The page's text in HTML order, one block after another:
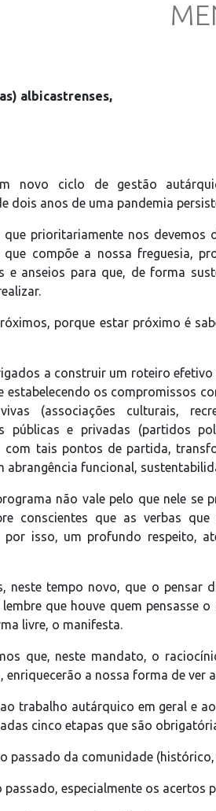
albicastrenses,
novo ciclo de gestão
dois anos de uma pandemia
que prioritariamente nos
que compõe a nossa freguesia,
e anseios para que, de forma
porque estar próximo é
a construir um roteiro
estabelecendo os compromissos
(associações culturais,
públicas e privadas (partidos
com tais pontos de partida,
abrangência funcional,
não vale pelo que nele se
conscientes que as verbas
por isso, um profundo respeito,
neste tempo novo, que o pensar
que houve quem pensasse
livre, o manifesta.
que, neste mandato, o
enriquecerão a nossa forma de ver
trabalho autárquico em geral e
cinco etapas que são
passado da comunidade
passado, especialmente os acertos